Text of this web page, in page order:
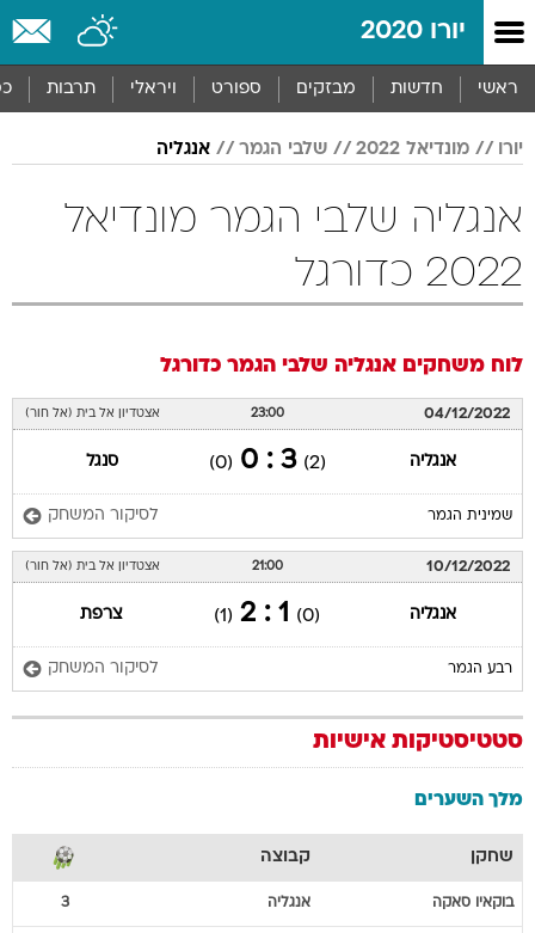
יורו 2020
ראשי חדשות מבזקים ספורט ויראלי תרבות
יורו מונדיאל 2022 שלבי הגמר אנגליה
אנגליה שלבי הגמר מונדיאל
2022 כדורגל
לוח משחקים אנגליה שלבי הגמר כדורגל
04/12/2022
23:00 אצטדיון אל בית (אל חור)
אנגליה (2)
3 : 0
(0) סנגל
שמינית הגמר לסיקור המשחק
10/12/2022
21:00 אצטדיון אל בית (אל חור)
אנגליה (0)
1 : 2
(1) צרפת
רבע הגמר לסיקור המשחק
סטטיסטיקות אישיות
מלך השערים
שחקן קבוצה
בוקאיו סאקה אנגליה 3